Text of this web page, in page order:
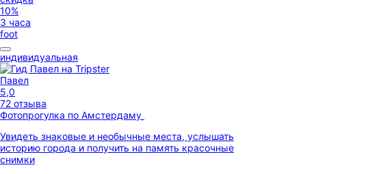
10%
3 часа
foot
индивидуальная
Павел
5,0
72 отзыва
Фотопрогулка по Амстердаму
Увидеть знаковые и необычные места, услышать
историю города и получить на память красочные
снимки